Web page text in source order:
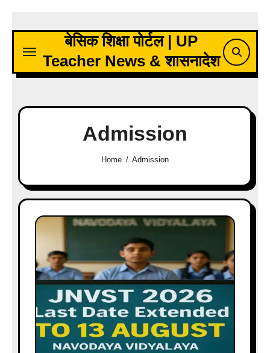
content
बेसिक शिक्षा पोर्टल | UP
Teacher News & शासनादेश
Admission
Home Admission